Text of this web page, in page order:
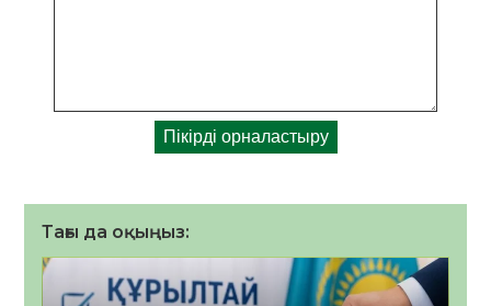
Тағы да оқыңыз: